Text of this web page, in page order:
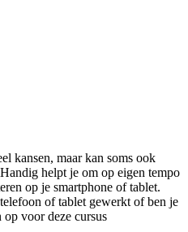
kansen, maar kan soms ook
helpt je om op eigen tempo
op je smartphone of tablet.
of tablet gewerkt of ben je
voor deze cursus